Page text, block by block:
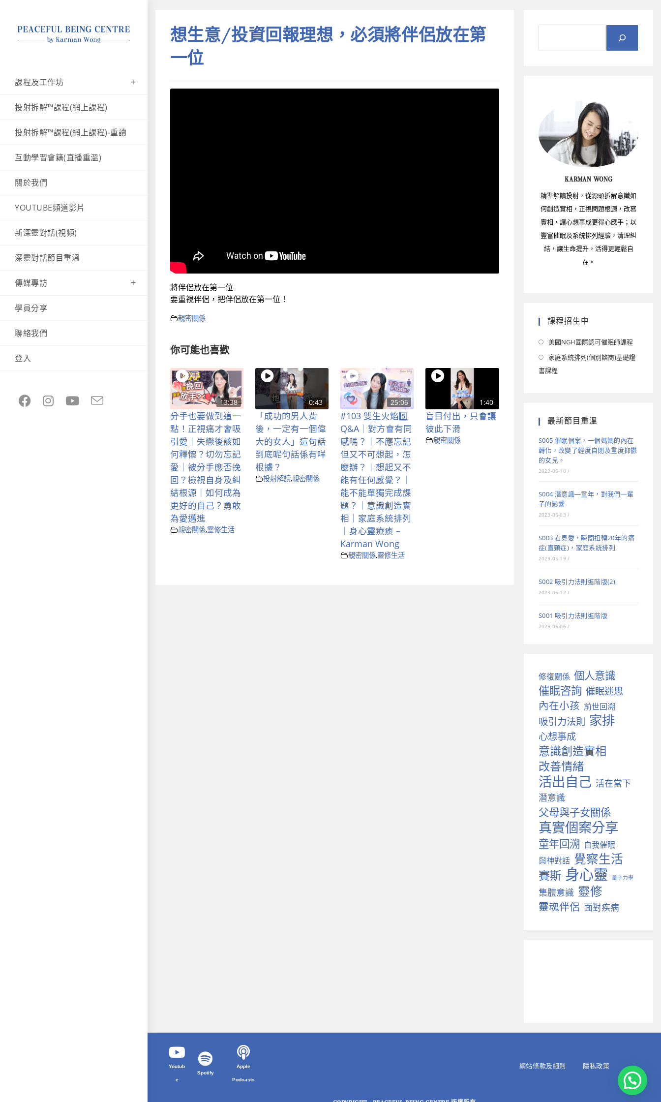
課程及工作坊
投射拆解™課程(網上課程)
投射拆解™課程(網上課程)-重讀
互動學習會籍(直播重溫)
關於我們
YOUTUBE頻道影片
新深靈對話(視頻)
深靈對話節目重溫
傳媒專訪
學員分享
聯絡我們
登入
想生意/投資回報理想，必須將伴侶放在第
一位
將伴侶放在第一位
要重視伴侶，把伴侶放在第一位！
親密關係
你可能也喜歡
13:38
分手也要做到這一
點！正視痛才會吸
引愛｜失戀後該如
何釋懷？切勿忘記
愛｜被分手應否挽
回？檢視自身及糾
結根源｜如何成為
更好的自己？勇敢
為愛邁進
親密關係,靈修生活
0:43
「成功的男人背
後，一定有一個偉
大的女人」這句話
到底呢句話係有咩
根據？
投射解讀,親密關係
25:06
#103 雙生火焰5️⃣
Q&A｜對方會有同
感嗎？｜不應忘記
但又不可想起，怎
麼辦？｜想起又不
能有任何感覺？｜
能不能單獨完成課
題？｜意識創造實
相｜家庭系統排列
｜身心靈療癒 –
Karman Wong
親密關係,靈修生活
1:40
盲目付出，只會讓
彼此下滑
親密關係
KARMAN WONG
精準解讀投射，從源頭拆解意識如
何創造實相，正視問題根源，改寫
實相，讓心想事成更得心應手；以
豐富催眠及系統排列經驗，清理糾
結，讓生命提升，活得更輕鬆自
在。
課程招生中
美國NGH國際認可催眠師課程
家庭系統排列(個別諮商)基礎證
書課程
最新節目重溫
S005 催眠個案，一個媽媽的內在
轉化，改變了輕度自閉及重度抑鬱
的女兒。
2023-06-10 /
S004 潛意識—童年，對我們一輩
子的影響
2023-06-03 /
S003 看見愛，瞬間扭轉20年的痛
症(直頸症)，家庭系統排列
2023-05-19 /
S002 吸引力法則進階版(2)
2023-05-12 /
S001 吸引力法則進階版
2023-05-06 /
修復關係 個人意識
催眠咨詢 催眠迷思
內在小孩 前世回溯
吸引力法則 家排
心想事成
意識創造實相
改善情緒
活出自己 活在當下
潛意識
父母與子女關係
真實個案分享
童年回溯 自我催眠
與神對話 覺察生活
賽斯 身心靈 量子力學
集體意識 靈修
靈魂伴侶 面對疾病
Youtub
e
Spotify
Apple
Podcasts
網站條款及細則 隱私政策